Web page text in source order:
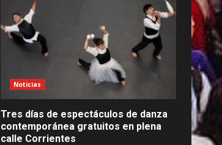
Noticias
Tres días de espectáculos de danza
contemporánea gratuitos en plena
calle Corrientes